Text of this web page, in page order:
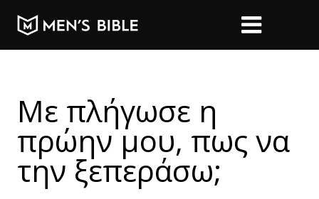
Με πλήγωσε η
πρώην μου, πως να
την ξεπεράσω;